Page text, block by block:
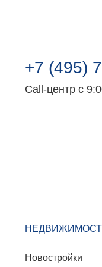
+7 (495)
Call-центр с
Новостройки